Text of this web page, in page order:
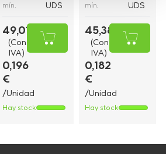
mín.
UDS
49,01 €
(Con
IVA)
0,196
€
/Unidad
Hay stock
mín.
UDS
45,38 €
(Con
IVA)
0,182
€
/Unidad
Hay stock